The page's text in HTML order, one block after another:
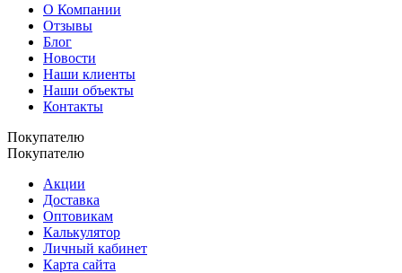
О Компании
Отзывы
Блог
Новости
Наши клиенты
Наши объекты
Контакты
Покупателю
Покупателю
Акции
Доставка
Оптовикам
Калькулятор
Личный кабинет
Карта сайта